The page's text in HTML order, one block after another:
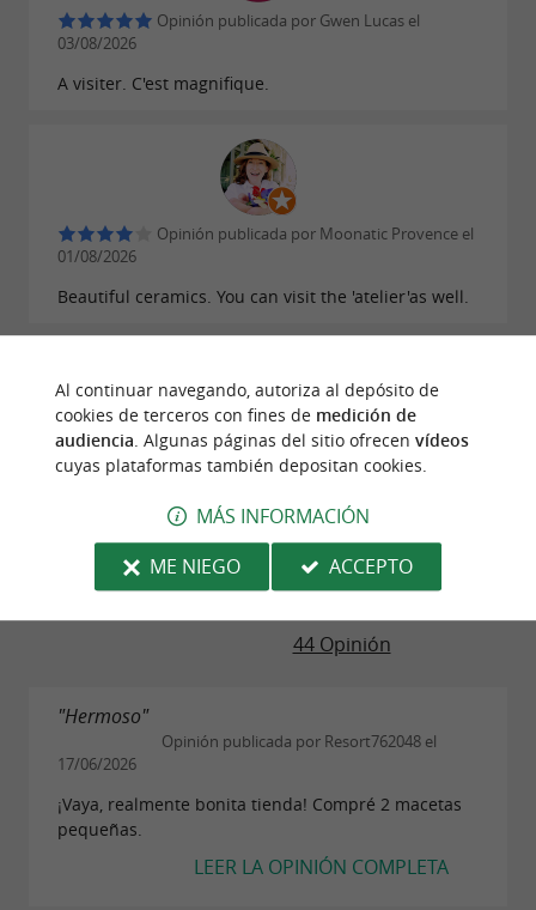
Opinión publicada por Gwen Lucas el
03/08/2026
A visiter. C'est magnifique.
Opinión publicada por Moonatic Provence el
01/08/2026
Beautiful ceramics. You can visit the 'atelier'as well.
ESCRIBIR UNA OPINIÓN
OPINIONES DE VIAJEROS
GOICOECHEA
44 Opinión
"Hermoso"
Opinión publicada por Resort762048 el
17/06/2026
¡Vaya, realmente bonita tienda! Compré 2 macetas
pequeñas.
LEER LA OPINIÓN COMPLETA
Al continuar navegando, autoriza al depósito de
cookies de terceros con fines de medición de
audiencia. Algunas páginas del sitio ofrecen vídeos
cuyas plataformas también depositan cookies.
MÁS INFORMACIÓN
ME NIEGO
ACCEPTO